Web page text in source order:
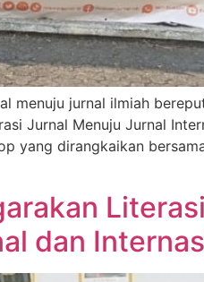
jurnal ilmiah
Jurnal Menuju Jurnal
yang dirangkaikan
dan